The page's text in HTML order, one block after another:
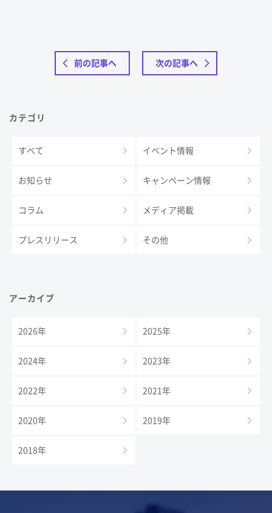
前の記事へ 次の記事へ
カテゴリ
すべて イベント情報
お知らせ キャンペーン情報
コラム メディア掲載
プレスリリース その他
アーカイブ
2026年 2025年
2024年 2023年
2022年 2021年
2020年 2019年
2018年